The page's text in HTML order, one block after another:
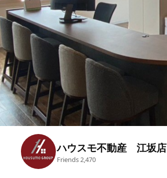
ハウスモ不動産 江坂店
Friends 2,470